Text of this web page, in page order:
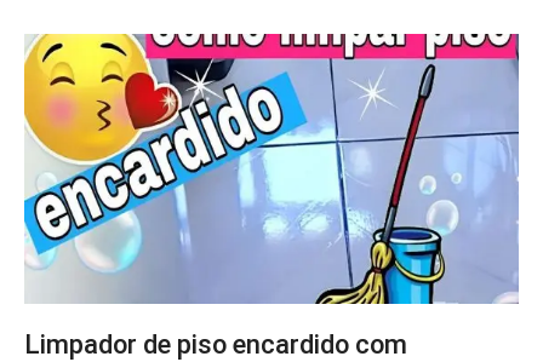
Limpador de piso encardido com